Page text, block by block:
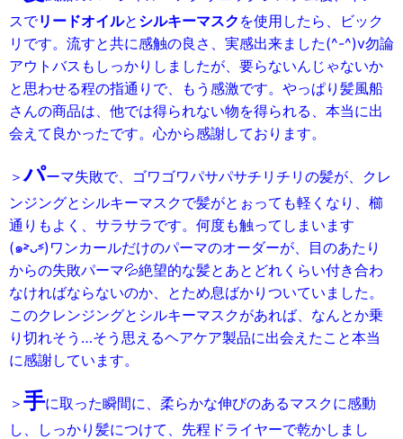
スでリードオイルと シルキーマスク を使用したら、ビック
リです。流すと共に感触の良さ、実感出来ました(^-^)v勿論
アウトバスもしっかりしましたが、要らないんじゃないか
と思わせる程の指通りで、もう感激です。やっぱり髪風船
さんの商品は、他では得られない物を得られる、本当に出
会えて良かったです。心から感謝しております。
＞パーマ失敗で、ゴワゴワパサパサチリチリの髪が、クレ
ンジングとシルキーマスクで髪がとぉっても軽くなり、櫛
通りもよく、サラサラです。何度も触ってしまいます
(๑˃̵ᴗ˂̵)ワンカールだけのパーマのオーダーが、目のあたり
からの失敗パーマ💦絶望的な髪とあとどれくらい付き合わ
なければならないのか、とため息ばかりついていました。
このクレンジングとシルキーマスクがあれば、なんとか乗
り切れそう…そう思えるヘアケア製品に出会えたこと本当
に感謝しています。
＞ 手に取った瞬間に、柔らかな伸びのあるマスクに感動
し、しっかり髪につけて、先程ドライヤーで乾かしまし